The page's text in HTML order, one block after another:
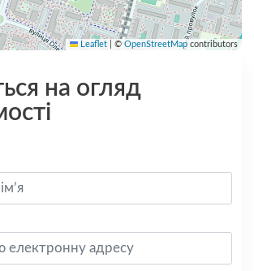
Leaflet © OpenStreetMapcontributors
на огляд